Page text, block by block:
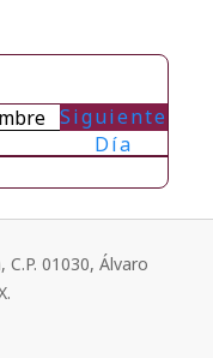
Siguiente
Día
01030, Álvaro